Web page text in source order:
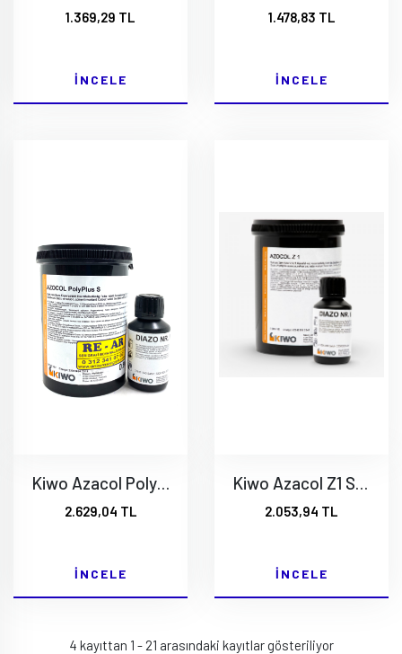
1.369,29 TL
İNCELE
1.478,83 TL
İNCELE
Kiwo Azacol Poly Plus S - Hassas Emülsiyon Mor Renk
2.629,04 TL
İNCELE
Kiwo Azacol Z1 Su ve Solvent Bazlı Emisyon 900 gr + Diazo
2.053,94 TL
İNCELE
4 kayıttan 1 - 21 arasındaki kayıtlar gösteriliyor